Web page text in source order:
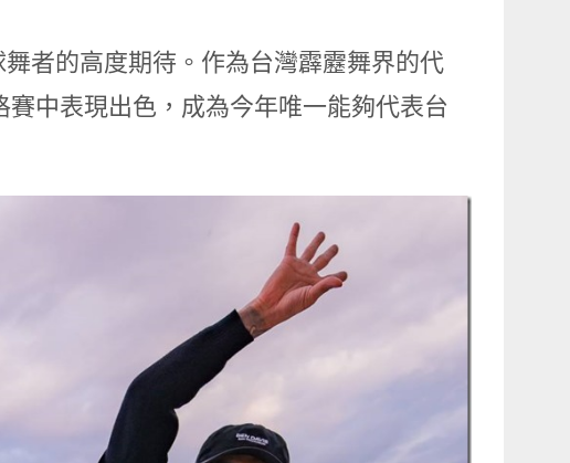
者的高度期待。作為台灣霹靂舞界的代
中表現出色，成為今年唯一能夠代表台